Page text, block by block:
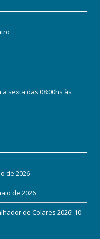
sexta das 08:00hs às
de 2026
de 2026
de Colares 2026! 10